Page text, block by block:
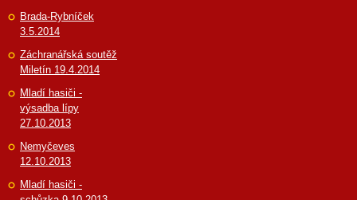
Brada-Rybníček
3.5.2014
Záchranářská soutěž
Miletín 19.4.2014
Mladí hasiči -
výsadba lípy
27.10.2013
Nemyčeves
12.10.2013
Mladí hasiči -